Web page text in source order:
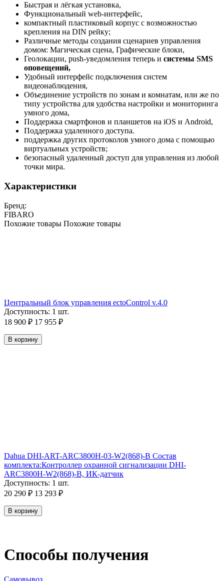
Быстрая и лёгкая установка,
Функциональный web-интерфейс,
компактный пластиковый корпус с возможностью
крепления на DIN рейку;
Различные методы создания сценариев управления
домом: Магическая сцена, Графические блоки,
Геолокации, push-уведомления теперь и системы SMS
оповещений,
Удобный интерфейс подключения систем
видеонаблюдения,
Объединение устройств по зонам и комнатам, или же по
типу устройства для удобства настройки и мониторинга
умного дома,
Поддержка смартфонов и планшетов на iOS и Android,
Поддержка удаленного доступа.
поддержка других протоколов умного дома с помощью
виртуальных устройств;
безопасный удаленный доступ для управления из любой
точки мира.
Характеристики
Бренд:
FIBARO
Похожие товары Похожие товары
Центральный блок управления ectoСontrol v.4.0
Доступность: 1 шт.
18 900 ₽ 17 955 ₽
В корзину
Dahua DHI-ART-ARC3800H-03-W2(868)-B Состав
комплекта:Контроллер охранной сигнализации DHI-
ARC3800H-W2(868)-B, ИК-датчик
Доступность: 1 шт.
20 290 ₽ 13 293 ₽
В корзину
Способы получения
Самовывоз